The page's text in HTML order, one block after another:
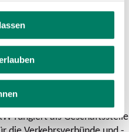
das ÖPNV-Angebot in
setzen die
und
Geschäftsstelle
Marketing NRW.
Sieg angesiedelte
fungiert als Geschäftsstelle